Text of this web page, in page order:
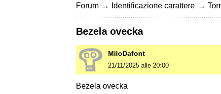
Forum → Identificazione carattere →
Bezela ovecka
MiloDafont
21/11/2025 alle 20:00
Bezela ovecka